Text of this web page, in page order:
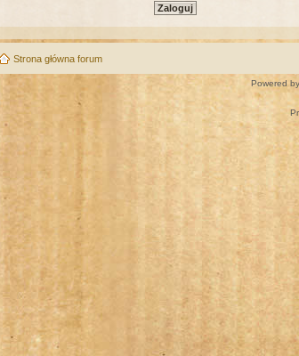
Strona główna forum
Powered by